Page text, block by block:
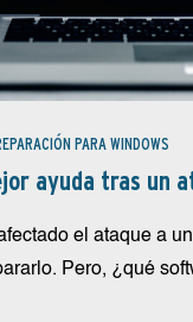
PARA WINDOWS
ayuda tras un
el ataque a
Pero, ¿qué